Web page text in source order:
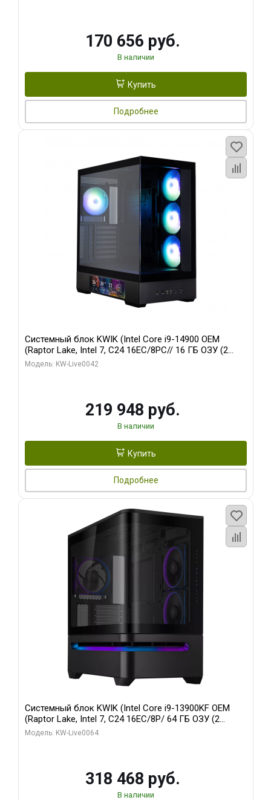
170 656 руб.
В наличии
Купить
Подробнее
Системный блок KWIK (Intel Core i9-14900 OEM
(Raptor Lake, Intel 7, C24 16EC/8PC// 16 ГБ ОЗУ (2
модуля)/ Gigabyte RTX5070Ti EAGLE OC ICE SFF 16GB
Модель: KW-Live0042
219 948 руб.
В наличии
Купить
Подробнее
Системный блок KWIK (Intel Core i9-13900KF OEM
(Raptor Lake, Intel 7, C24 16EC/8P/ 64 ГБ ОЗУ (2
модуля)/ ASUS RTX5080 PROART OC 16GB GDDR7
Модель: KW-Live0064
318 468 руб.
В наличии